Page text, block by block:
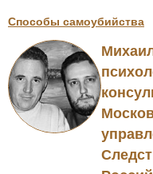
Способы самоубийства